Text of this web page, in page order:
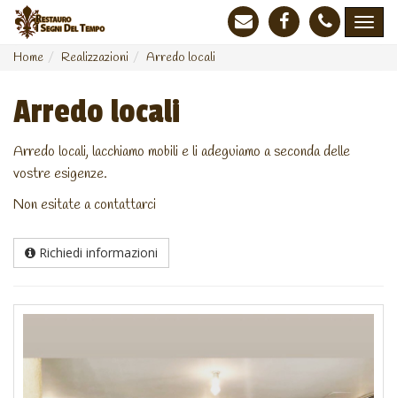
Home Realizzazioni Arredo locali
Arredo locali
Arredo locali, lacchiamo mobili e li adeguiamo a seconda delle
vostre esigenze.
Non esitate a contattarci
Richiedi informazioni